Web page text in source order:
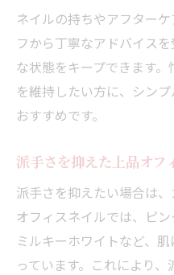
ネイルの持ちやアフター
フから丁寧なアドバイス
な状態をキープできます
を維持したい方に、シン
おすすめです。
派手さを抑えた上品オフ
派手さを抑えたい場合は、
オフィスネイルでは、ピン
ミルキーホワイトなど、
っています。これにより